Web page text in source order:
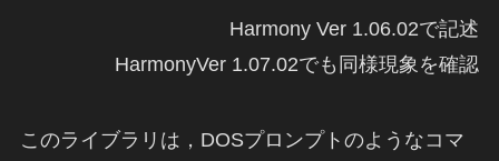
Harmony Ver 1.06.02で記述
HarmonyVer 1.07.02でも同様現象を確認
このライブラリは，DOSプロンプトのようなコマ